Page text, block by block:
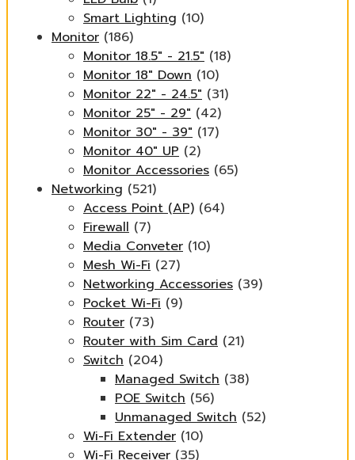
Smart Lighting (10)
Monitor (186)
Monitor 18.5" - 21.5" (18)
Monitor 18" Down (10)
Monitor 22" - 24.5" (31)
Monitor 25" - 29" (42)
Monitor 30" - 39" (17)
Monitor 40" UP (2)
Monitor Accessories (65)
Networking (521)
Access Point (AP) (64)
Firewall (7)
Media Conveter (10)
Mesh Wi-Fi (27)
Networking Accessories (39)
Pocket Wi-Fi (9)
Router (73)
Router with Sim Card (21)
Switch (204)
Managed Switch (38)
POE Switch (56)
Unmanaged Switch (52)
Wi-Fi Extender (10)
Wi-Fi Receiver (35)